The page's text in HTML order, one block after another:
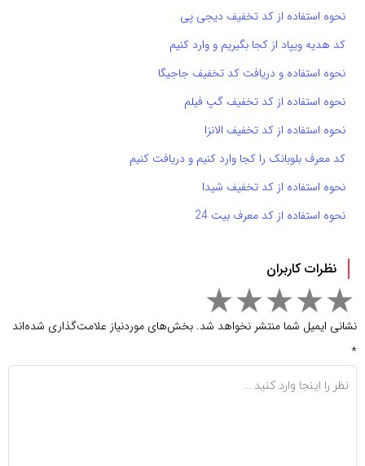
نحوه استفاده از کد تخفیف دیجی پی
کد هدیه ویپاد از کجا بگیریم و وارد کنیم
نحوه استفاده و دریافت کد تخفیف جاجیگا
نحوه استفاده از کد تخفیف گپ فیلم
نحوه استفاده از کد تخفیف الانزا
کد معرف بلوبانک را کجا وارد کنیم و دریافت کنیم
نحوه استفاده از کد تخفیف شیدا
نحوه استفاده از کد معرف بیت 24
نظرات کاربران
نشانی ایمیل شما منتشر نخواهد شد. بخش‌های موردنیاز علامت‌گذاری شده‌اند
*